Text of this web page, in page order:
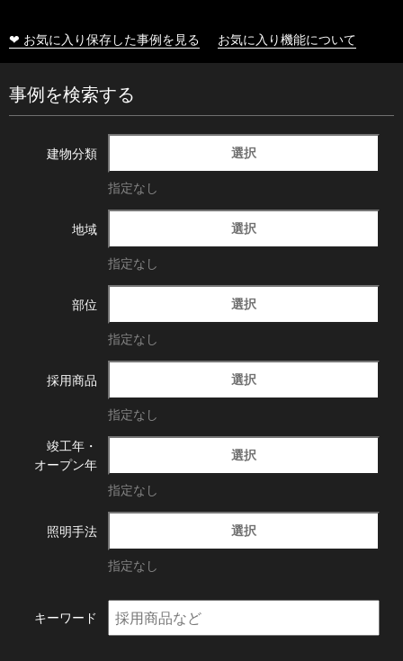
❤ お気に入り保存した事例を見る お気に入り機能について
事例を検索する
建物分類 選択
指定なし
地域 選択
指定なし
部位 選択
指定なし
採用商品 選択
指定なし
竣工年・
オープン年
選択
指定なし
照明手法 選択
指定なし
キーワード